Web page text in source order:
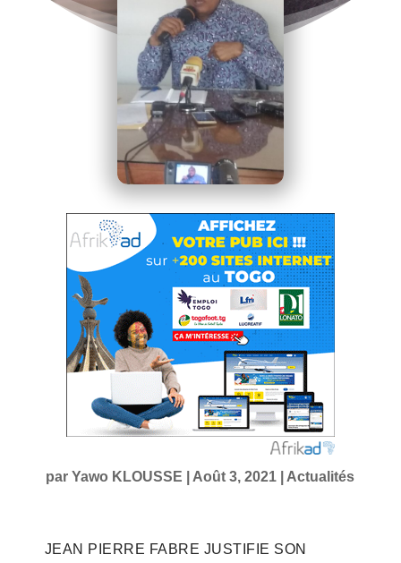
parYawo KLOUSSE Août 3, 2021 Actualités
JEAN PIERRE FABRE JUSTIFIE SON